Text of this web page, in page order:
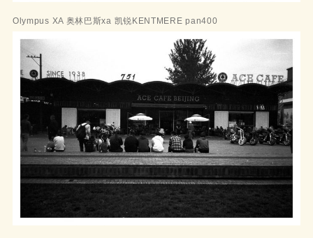
Olympus XA 奥林巴斯xa 凯锐KENTMERE pan400